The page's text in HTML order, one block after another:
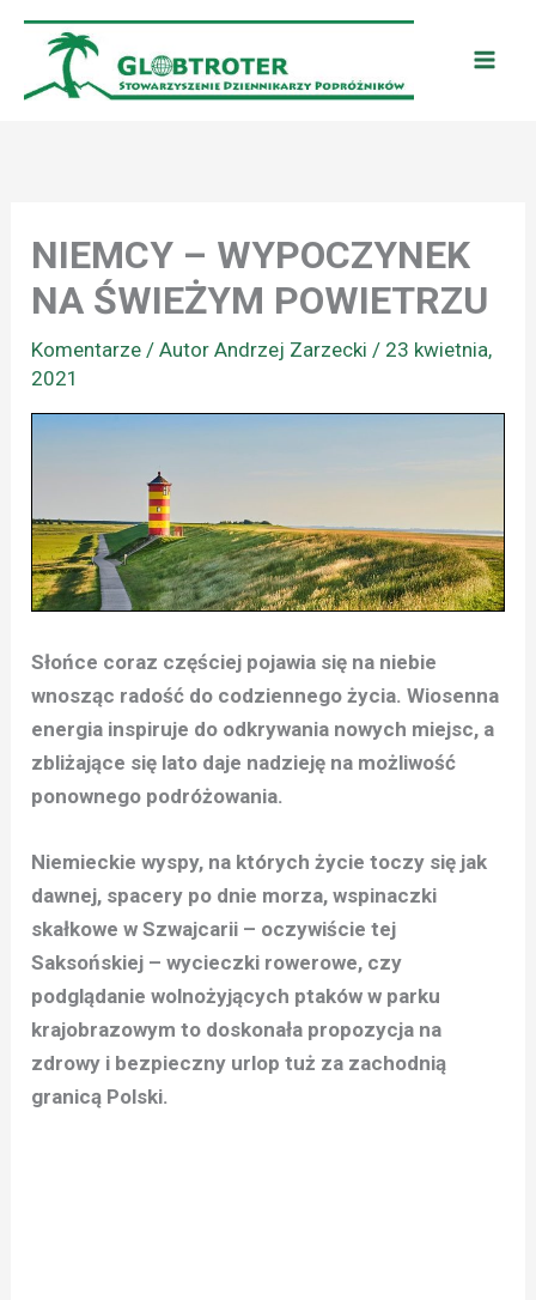
Przejdź
treści
NIEMCY – WYPOCZYNEK
NA ŚWIEŻYM POWIETRZU
Komentarze / Autor Andrzej Zarzecki/ 23 kwietnia,
2021
Słońce coraz częściej pojawia się na niebie
wnosząc radość do codziennego życia. Wiosenna
energia inspiruje do odkrywania nowych miejsc, a
zbliżające się lato daje nadzieję na możliwość
ponownego podróżowania.
Niemieckie wyspy, na których życie toczy się jak
dawnej, spacery po dnie morza, wspinaczki
skałkowe w Szwajcarii – oczywiście tej
Saksońskiej – wycieczki rowerowe, czy
podglądanie wolnożyjących ptaków w parku
krajobrazowym to doskonała propozycja na
zdrowy i bezpieczny urlop tuż za zachodnią
granicą Polski.